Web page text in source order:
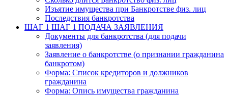
Изъятие имущества при Банкротстве физ. лиц
Последствия банкротства
ШАГ 1 ШАГ 1 ПОДАЧА ЗАЯВЛЕНИЯ
Документы для банкротства (для подачи
заявления)
Заявление о банкротстве (о признании гражданина
банкротом)
Форма: Список кредиторов и должников
гражданина
Форма: Опись имущества гражданина